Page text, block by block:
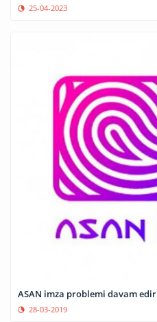
25-04-2023
ASAN imza problemi davam edir
28-03-2019